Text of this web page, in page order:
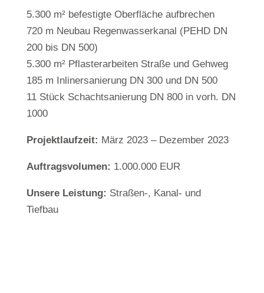
5.300 m² befestigte Oberfläche aufbrechen
720 m Neubau Regenwasserkanal (PEHD DN
200 bis DN 500)
5.300 m² Pflasterarbeiten Straße und Gehweg
185 m Inlinersanierung DN 300 und DN 500
11 Stück Schachtsanierung DN 800 in vorh. DN
1000
Projektlaufzeit: März 2023 – Dezember 2023
Auftragsvolumen: 1.000.000 EUR
Unsere Leistung: Straßen-, Kanal- und
Tiefbau